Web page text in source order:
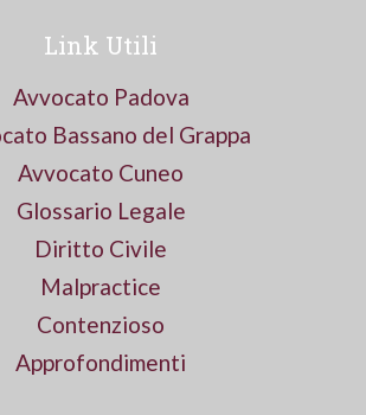
Link Utili
Avvocato Padova
Bassano del Grappa
Avvocato Cuneo
Glossario Legale
Diritto Civile
Malpractice
Contenzioso
Approfondimenti